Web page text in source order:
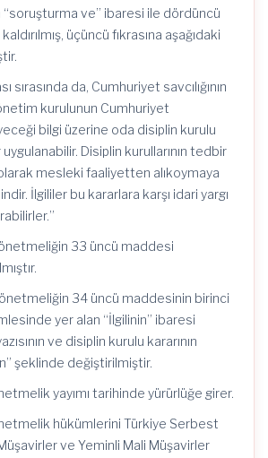
“soruşturma ve” ibaresi ile dördüncü
üçüncü fıkrasına aşağıdaki
sırasında da, Cumhuriyet savcılığının
kurulunun Cumhuriyet
bilgi üzerine oda disiplin kurulu
Disiplin kurullarının tedbir
mesleki faaliyetten alıkoymaya
İlgililer bu kararlara karşı idari yargı
33 üncü maddesi
34 üncü maddesinin birinci
yer alan “İlgilinin” ibaresi
ve disiplin kurulu kararının
şeklinde değiştirilmiştir.
yayımı tarihinde yürürlüğe girer.
hükümlerini Türkiye Serbest
ve Yeminli Mali Müşavirler